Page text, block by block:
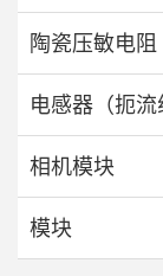
陶瓷压敏电阻
电感器（扼流
相机模块
模块